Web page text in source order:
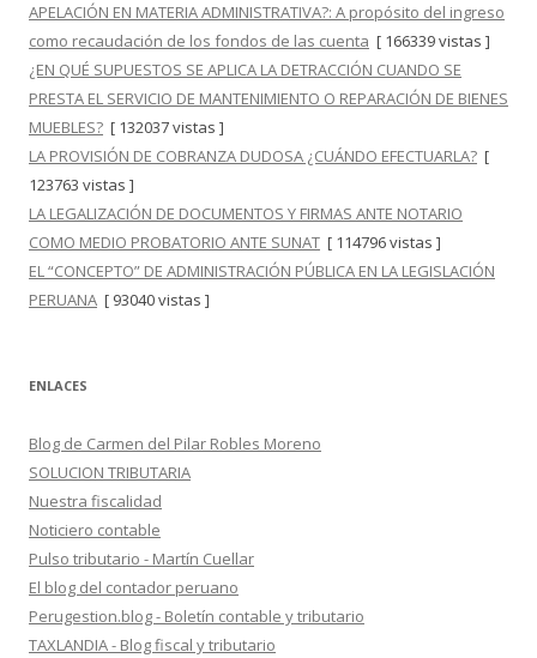
APELACIÓN EN MATERIA ADMINISTRATIVA?: A propósito del ingreso
como recaudación de los fondos de las cuenta [ 166339 vistas ]
¿EN QUÉ SUPUESTOS SE APLICA LA DETRACCIÓN CUANDO SE
PRESTA EL SERVICIO DE MANTENIMIENTO O REPARACIÓN DE BIENES
MUEBLES? [ 132037 vistas ]
LA PROVISIÓN DE COBRANZA DUDOSA ¿CUÁNDO EFECTUARLA? [
123763 vistas ]
LA LEGALIZACIÓN DE DOCUMENTOS Y FIRMAS ANTE NOTARIO
COMO MEDIO PROBATORIO ANTE SUNAT [ 114796 vistas ]
EL “CONCEPTO” DE ADMINISTRACIÓN PÚBLICA EN LA LEGISLACIÓN
PERUANA [ 93040 vistas ]
ENLACES
Blog de Carmen del Pilar Robles Moreno
SOLUCION TRIBUTARIA
Nuestra fiscalidad
Noticiero contable
Pulso tributario - Martín Cuellar
El blog del contador peruano
Perugestion.blog - Boletín contable y tributario
TAXLANDIA - Blog fiscal y tributario